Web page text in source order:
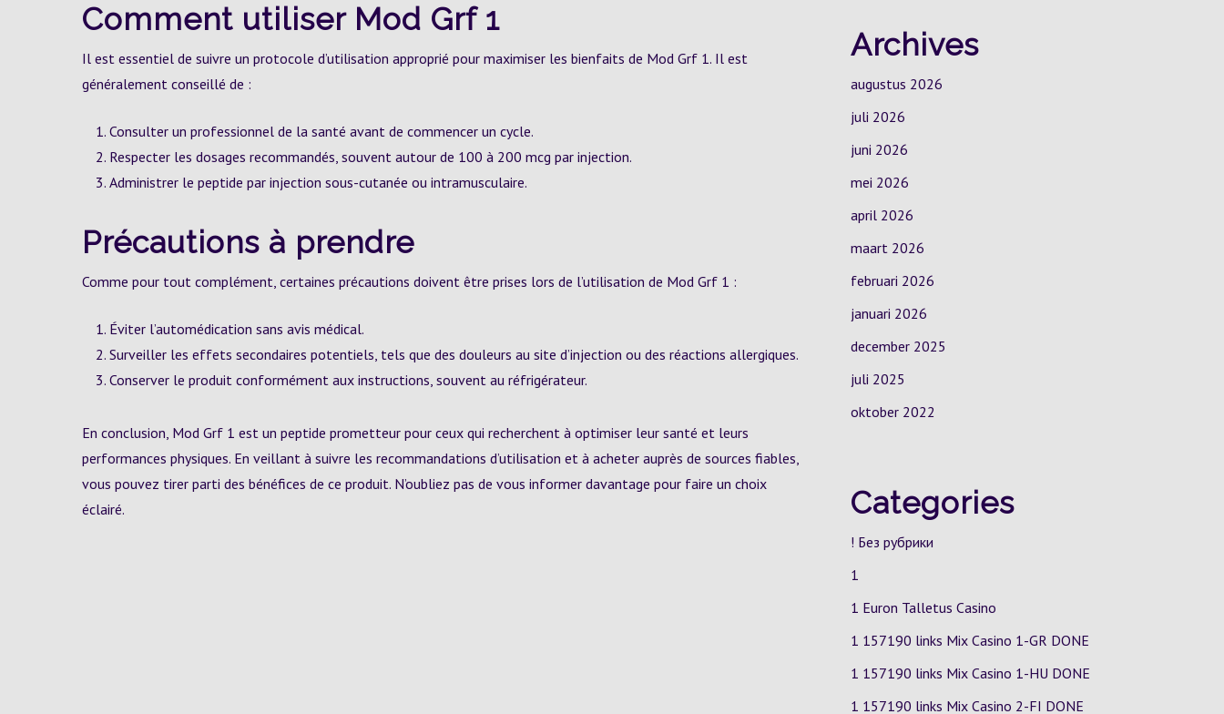
Comment utiliser Mod Grf 1
Il est essentiel de suivre un protocole d’utilisation approprié pour maximiser les bienfaits de Mod Grf 1. Il est
généralement conseillé de :
Consulter un professionnel de la santé avant de commencer un cycle.
Respecter les dosages recommandés, souvent autour de 100 à 200 mcg par injection.
Administrer le peptide par injection sous-cutanée ou intramusculaire.
Précautions à prendre
Comme pour tout complément, certaines précautions doivent être prises lors de l’utilisation de Mod Grf 1 :
Éviter l’automédication sans avis médical.
Surveiller les effets secondaires potentiels, tels que des douleurs au site d’injection ou des réactions allergiques.
Conserver le produit conformément aux instructions, souvent au réfrigérateur.
En conclusion, Mod Grf 1 est un peptide prometteur pour ceux qui recherchent à optimiser leur santé et leurs
performances physiques. En veillant à suivre les recommandations d’utilisation et à acheter auprès de sources fiables,
vous pouvez tirer parti des bénéfices de ce produit. N’oubliez pas de vous informer davantage pour faire un choix
éclairé.
Archives
augustus 2026
juli 2026
juni 2026
mei 2026
april 2026
maart 2026
februari 2026
januari 2026
december 2025
juli 2025
oktober 2022
Categories
! Без рубрики
1
1 Euron Talletus Casino
1 157190 links Mix Casino 1-GR DONE
1 157190 links Mix Casino 1-HU DONE
1 157190 links Mix Casino 2-FI DONE